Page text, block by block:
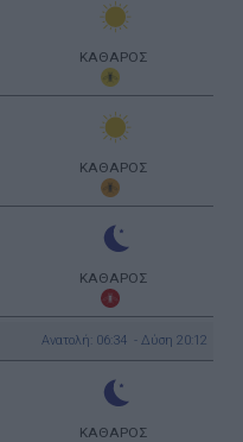
ΚΑΘΑΡΟΣ
ΚΑΘΑΡΟΣ
ΚΑΘΑΡΟΣ
Ανατολή: 06:34 - Δύση 20:12
ΚΑΘΑΡΟΣ